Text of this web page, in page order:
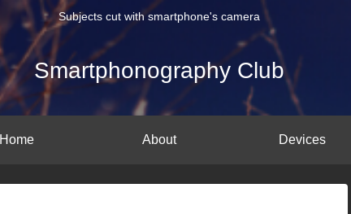
Subjects cut with smartphone's camera
Smartphonography Club
Home About Devices